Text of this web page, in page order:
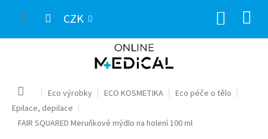
CZK
Domů Eco výrobky ECO KOSMETIKA
Eco péče o tělo
Epilace, depilace
FAIR SQUARED Meruňkové mýdlo na holení 100 ml